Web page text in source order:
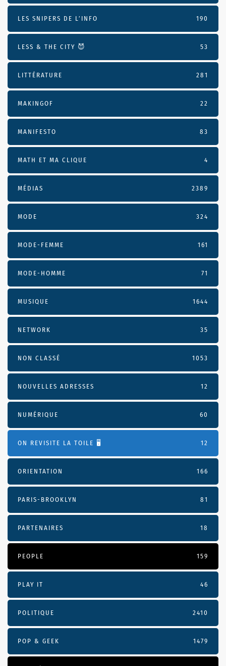
LES SNIPERS DE L’INFO 190
LESS & THE CITY 😈 53
LITTÉRATURE 281
MAKINGOF 22
MANIFESTO 83
MATH ET MA CLIQUE 4
MÉDIAS 2389
MODE 324
MODE-FEMME 161
MODE-HOMME 71
MUSIQUE 1644
NETWORK 35
NON CLASSÉ 1053
NOUVELLES ADRESSES 12
NUMÉRIQUE 60
ON REVISITE LA TOILE 🖥️ 12
ORIENTATION 166
PARIS-BROOKLYN 81
PARTENAIRES 18
PEOPLE 159
PLAY IT 46
POLITIQUE 2410
POP & GEEK 1479